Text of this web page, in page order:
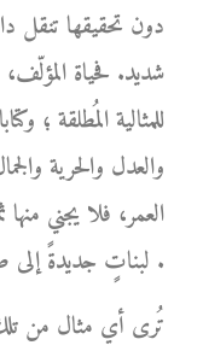
دون تحقيقها
شديد. فحياة
للمثالية المُطلقة ؛
والعدل والحرية
العمر، فلا يجني
لبناتٍ جديدةً إلى صروحه الخالدة .
تُرى أي مثال من